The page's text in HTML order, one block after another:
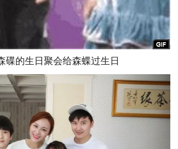
碟的生日聚会给森蝶过生日